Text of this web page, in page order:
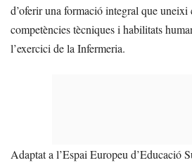
d’oferir una formació integral que uneixi
competències tècniques i habilitats
l’exercici de la Infermeria.
Adaptat a l’Espai Europeu d’Educació